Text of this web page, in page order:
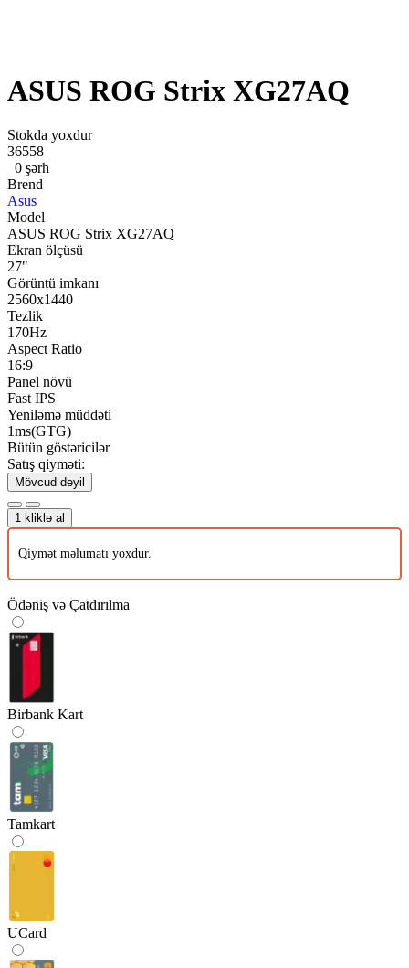
ASUS ROG Strix XG27AQ
Stokda yoxdur
36558
0 şərh
Brend
Asus
Model
ASUS ROG Strix XG27AQ
Ekran ölçüsü
27"
Görüntü imkanı
2560x1440
Tezlik
170Hz
Aspect Ratio
16:9
Panel növü
Fast IPS
Yeniləmə müddəti
1ms(GTG)
Bütün göstəricilər
Satış qiyməti:
Mövcud deyil
1 kliklə al
Qiymət məlumatı yoxdur.
Ödəniş və Çatdırılma
Birbank Kart
Tamkart
UCard